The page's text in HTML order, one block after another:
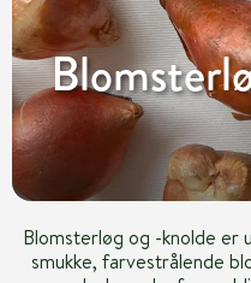
Blomsterløg og -knolde er
smukke, farvestrålende